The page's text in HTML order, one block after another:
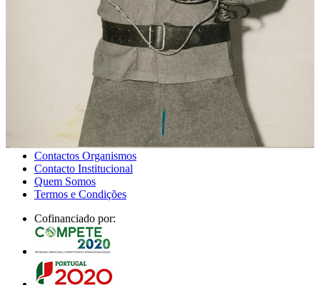
Plano Nacional das Artes
Mecenato Cultural
Apoiar a cultura através do seu IRS
Autorização de residência por Investimento
Contactos Organismos
Contacto Institucional
Quem Somos
Termos e Condições
Cofinanciado por: